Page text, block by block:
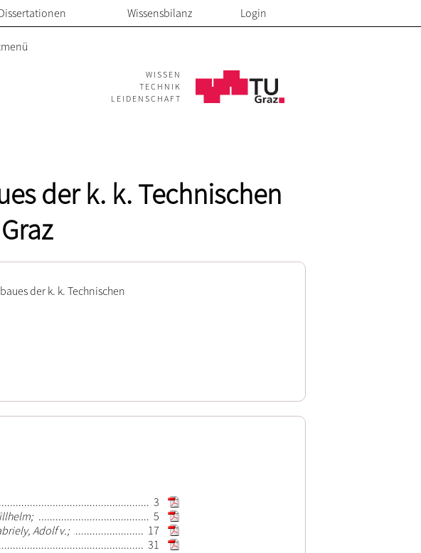
Wissensbilanz Login
WISSEN
TECHNIK
LEIDENSCHAFT
der k. k. Technischen
der k. k. Technischen
3
5
Adolf v.;
17
31